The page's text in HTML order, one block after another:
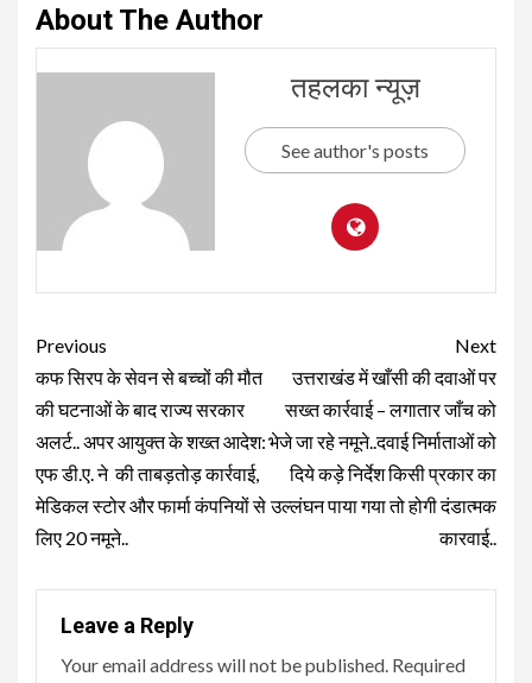
About The Author
तहलका न्यूज़
See author's posts
Continue
Reading
Previous
कफ सिरप के सेवन से बच्चों की मौत
की घटनाओं के बाद राज्य सरकार
अलर्ट.. अपर आयुक्त के शख्त आदेश:
एफ डी.ए. ने की ताबड़तोड़ कार्रवाई,
मेडिकल स्टोर और फार्मा कंपनियों से
लिए 20 नमूने..
Next
उत्तराखंड में खाँसी की दवाओं पर
सख्त कार्रवाई – लगातार जाँच को
भेजे जा रहे नमूने..दवाई निर्माताओं को
दिये कड़े निर्देश किसी प्रकार का
उल्लंघन पाया गया तो होगी दंडात्मक
कारवाई..
Leave a Reply
Your email address will not be published. Required